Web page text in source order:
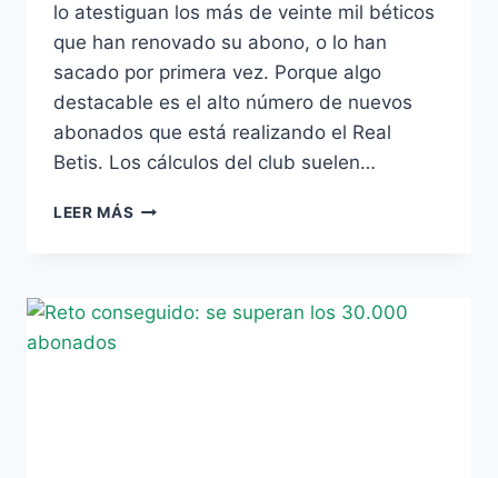
lo atestiguan los más de veinte mil béticos
que han renovado su abono, o lo han
sacado por primera vez. Porque algo
destacable es el alto número de nuevos
abonados que está realizando el Real
Betis. Los cálculos del club suelen…
LEER MÁS
SOCIOS